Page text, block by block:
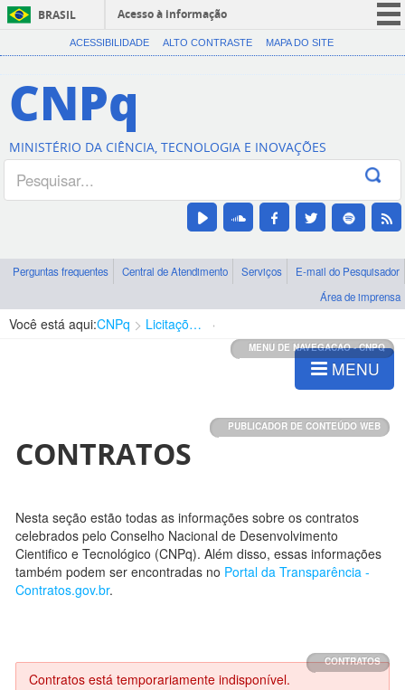
BRASIL
Acesso à informação
CORONAVÍRUS (COVID-19)
Canais
ACESSIBILIDADE ALTO CONTRASTE MAPA DO SITE
CNPq
MINISTÉRIO DA CIÊNCIA, TECNOLOGIA E INOVAÇÕES
Perguntas frequentes Central de Atendimento Serviços
E-mail do Pesquisador
Área de imprensa
Você está aqui:CNPq Licitações e Contratos
MENU DE NAVEGACAO - CNPQ
MENU
PUBLICADOR DE CONTEÚDO WEB
CONTRATOS
Nesta seção estão todas as informações sobre os contratos
celebrados pelo Conselho Nacional de Desenvolvimento
Cientifico e Tecnológico (CNPq). Além disso, essas informações
também podem ser encontradas no Portal da Transparência -
Contratos.gov.br.
CONTRATOS
Contratos está temporariamente indisponível.